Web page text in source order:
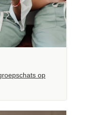
op